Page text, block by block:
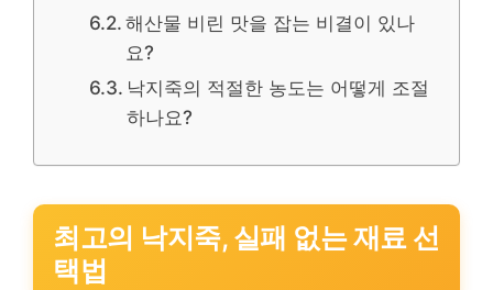
해산물 비린 맛을 잡는 비결이 있나
요?
낙지죽의 적절한 농도는 어떻게 조절
하나요?
최고의 낙지죽, 실패 없는 재료 선
택법